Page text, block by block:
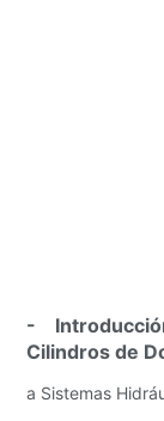
-
Cilindros de
a Sistemas